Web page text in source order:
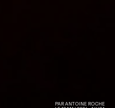
PARANTOINE ROCHE